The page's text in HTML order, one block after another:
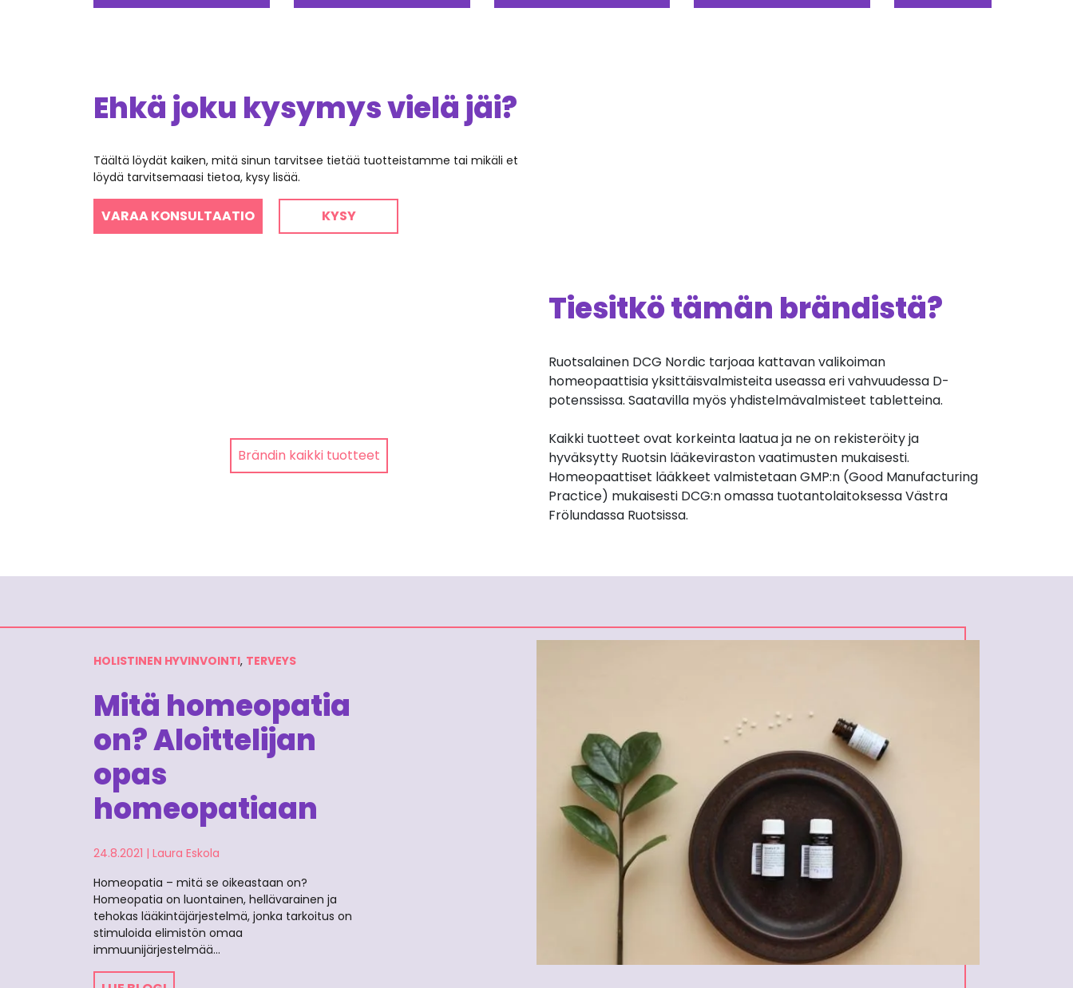
Ehkä joku kysymys vielä jäi?
Täältä löydät kaiken, mitä sinun tarvitsee tietää tuotteistamme tai mikäli et
löydä tarvitsemaasi tietoa, kysy lisää.
VARAA KONSULTAATIO KYSY
Brändin kaikki tuotteet
Tiesitkö tämän brändistä?
Ruotsalainen DCG Nordic tarjoaa kattavan valikoiman
homeopaattisia yksittäisvalmisteita useassa eri vahvuudessa D-
potenssissa. Saatavilla myös yhdistelmävalmisteet tabletteina.
Kaikki tuotteet ovat korkeinta laatua ja ne on rekisteröity ja
hyväksytty Ruotsin lääkeviraston vaatimusten mukaisesti.
Homeopaattiset lääkkeet valmistetaan GMP:n (Good Manufacturing
Practice) mukaisesti DCG:n omassa tuotantolaitoksessa Västra
Frölundassa Ruotsissa.
HOLISTINEN HYVINVOINTI, TERVEYS
Mitä homeopatia
on? Aloittelijan
opas
homeopatiaan
24.8.2021 | Laura Eskola
Homeopatia – mitä se oikeastaan on?
Homeopatia on luontainen, hellävarainen ja
tehokas lääkintäjärjestelmä, jonka tarkoitus on
stimuloida elimistön omaa
immuunijärjestelmää…